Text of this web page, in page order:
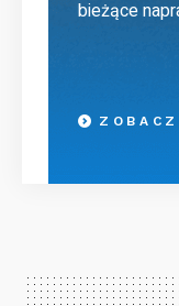
bieżące